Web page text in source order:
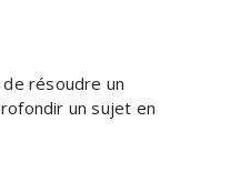
résoudre un
un sujet en